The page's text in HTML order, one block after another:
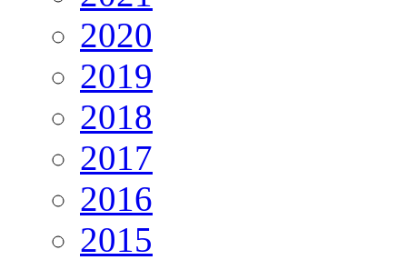
2020
2019
2018
2017
2016
2015